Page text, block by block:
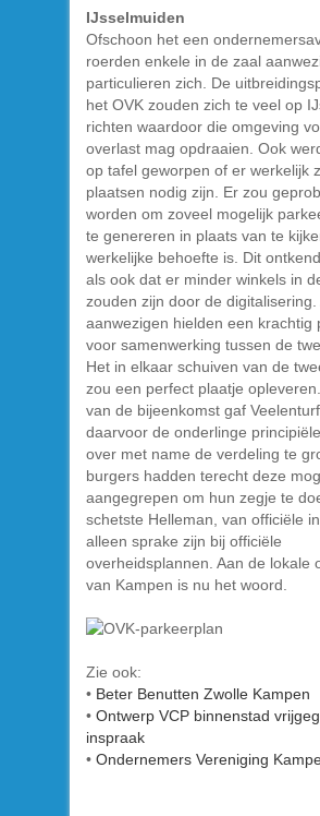
IJsselmuiden
Ofschoon het een
roerden enkele in de zaal
particulieren zich. De
het OVK zouden zich te veel op
richten waardoor die omgeving
overlast mag opdraaien. Ook
op tafel geworpen of er werkelijk
plaatsen nodig zijn. Er zou
worden om zoveel mogelijk
te genereren in plaats van te
werkelijke behoefte is. Dit
als ook dat er minder winkels in
zouden zijn door de digitalisering.
aanwezigen hielden een krachtig
voor samenwerking tussen de
Het in elkaar schuiven van de
zou een perfect plaatje
van de bijeenkomst gaf
daarvoor de onderlinge
over met name de verdeling te
burgers hadden terecht deze
aangegrepen om hun zegje te
schetste Helleman, van officiële
alleen sprake zijn bij officiële
overheidsplannen. Aan de lokale
van Kampen is nu het woord.
Zie ook:
• Beter Benutten Zwolle Kampen
• Ontwerp VCP binnenstad
inspraak
• Ondernemers Vereniging